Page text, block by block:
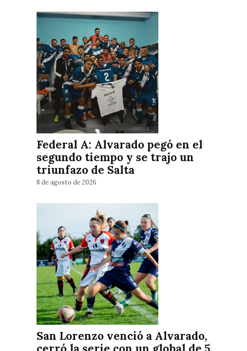
Federal A: Alvarado pegó en el
segundo tiempo y se trajo un
triunfazo de Salta
8 de agosto de 2026
San Lorenzo venció a Alvarado,